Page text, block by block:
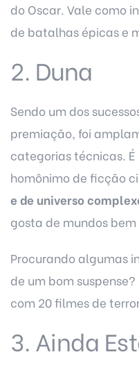
do Oscar. Vale como
de batalhas épicas e
2. Duna
Sendo um dos
premiação, foi
categorias técnicas.
homônimo de ficção
e de universo
gosta de mundos
Procurando algumas
de um bom
com 20 filmes de
3. Ainda